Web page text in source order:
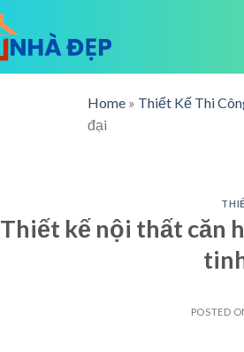
Home » Thiết Kế Thi
đại
Thiết kế nội thất căn
POSTED